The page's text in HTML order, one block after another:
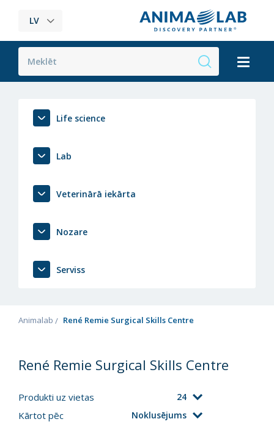
LV
Life science
Lab
Veterinārā iekārta
Nozare
Serviss
Animalab René Remie Surgical Skills Centre
René Remie Surgical Skills Centre
Produkti uz vietas 24
Kārtot pēc Noklusējums